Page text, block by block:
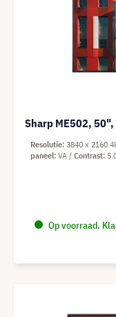
Sharp ME502,
Op voorraad.
Resolutie 3840 x 2160
paneel VA Contrast